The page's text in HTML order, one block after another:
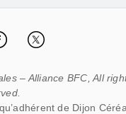
– Alliance BFC, All
de Dijon